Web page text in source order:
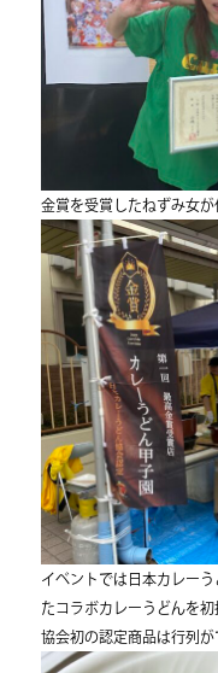
金賞を受賞したねずみ女が
イベントでは日本カレー
たコラボカレーうどんを初
協会初の認定商品は行列